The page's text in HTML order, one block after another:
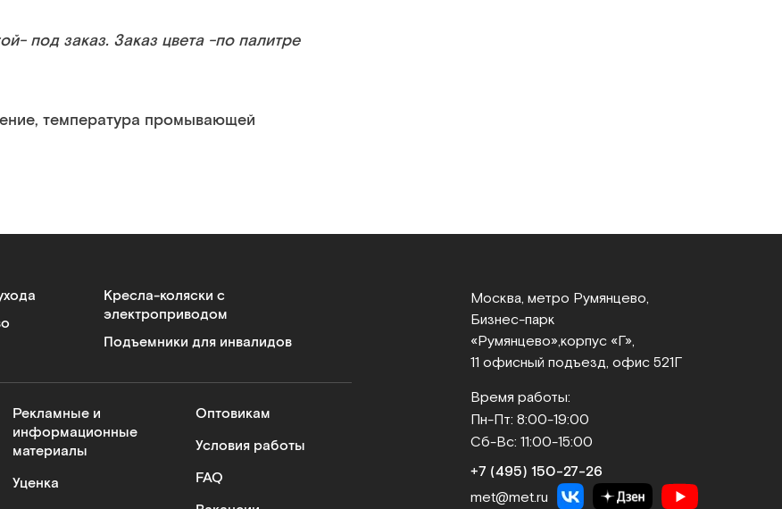
под заказ. Заказ цвета -по палитре
температура промывающей
Кресла-коляски с
электроприводом
Подъемники для инвалидов
Рекламные и
информационные
материалы
Уценка
Оптовикам
Условия работы
FAQ
Москва, метро Румянцево,
Бизнес‑парк
«Румянцево», корпус «Г»,
11 офисный подъезд, офис 521Г
Время работы:
Пн-Пт: 8:00-19:00
Сб-Вс: 11:00-15:00
+7 (495) 150‑27‑26
met@met.ru